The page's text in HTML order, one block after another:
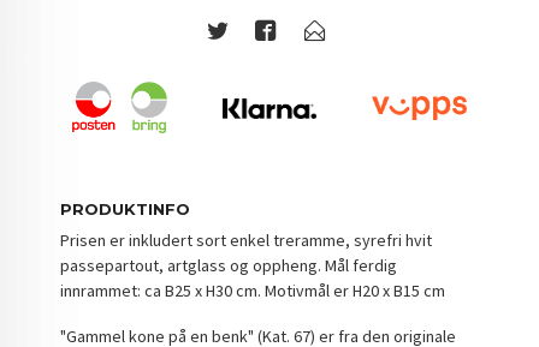
PRODUKTINFO
Prisen er inkludert sort enkel treramme, syrefri hvit
passepartout, artglass og oppheng. Mål ferdig
innrammet: ca B25 x H30 cm. Motivmål er H20 x B15 cm
"Gammel kone på en benk" (Kat. 67) er fra den originale